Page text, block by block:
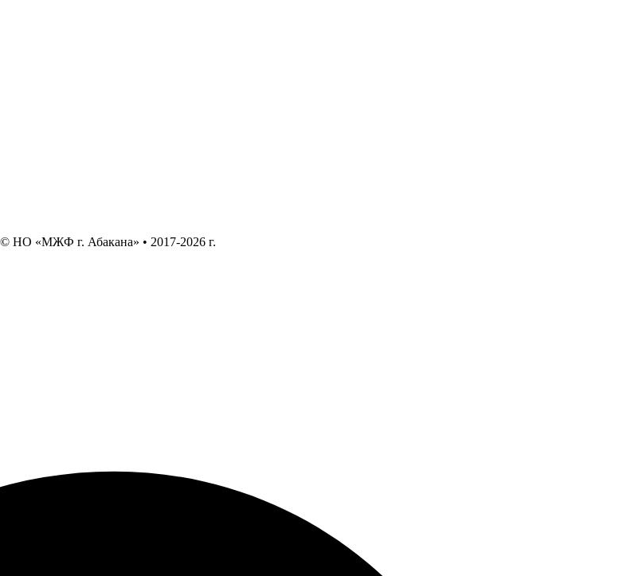
© НО «МЖФ г. Абакана» • 2017-2026 г.